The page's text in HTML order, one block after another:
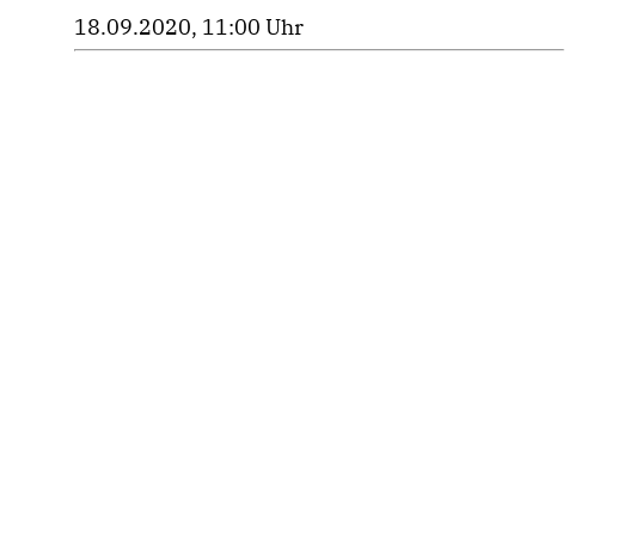
18.09.2020, 11:00 Uhr